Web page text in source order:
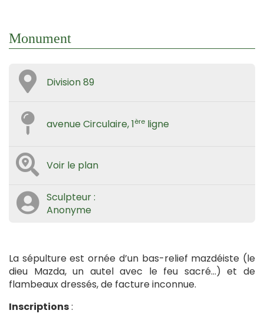
Monument
Division 89
avenue Circulaire, 1ère ligne
Voir le plan
Sculpteur :
Anonyme
La sépulture est ornée d’un bas-relief mazdéiste (le
dieu Mazda, un autel avec le feu sacré…) et de
flambeaux dressés, de facture inconnue.
Inscriptions: